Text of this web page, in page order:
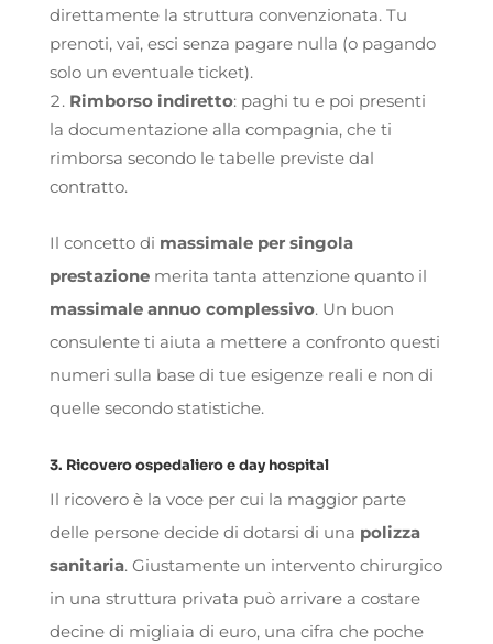
direttamente la struttura convenzionata. Tu
prenoti, vai, esci senza pagare nulla (o pagando
solo un eventuale ticket).
Rimborso indiretto: paghi tu e poi presenti
la documentazione alla compagnia, che ti
rimborsa secondo le tabelle previste dal
contratto.
Il concetto di massimale per singola
prestazionemerita tanta attenzione quanto il
massimale annuo complessivo. Un buon
consulente ti aiuta a mettere a confronto questi
numeri sulla base di tue esigenze reali e non di
quelle secondo statistiche.
3. Ricovero ospedaliero e day hospital
Il ricovero è la voce per cui la maggior parte
delle persone decide di dotarsi di una polizza
sanitaria. Giustamente un intervento chirurgico
in una struttura privata può arrivare a costare
decine di migliaia di euro, una cifra che poche